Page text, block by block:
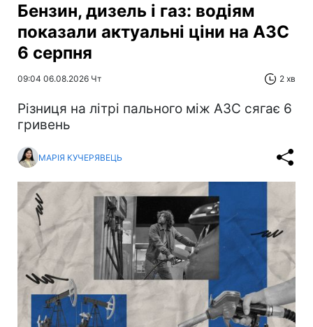
Бензин, дизель і газ: водіям
показали актуальні ціни на АЗС
6 серпня
09:04 06.08.2026 Чт 2 хв
Різниця на літрі пального між АЗС сягає 6
гривень
МАРІЯ КУЧЕРЯВЕЦЬ